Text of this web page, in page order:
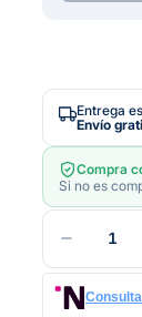
Entrega
Envío
Compra
Si no es
1